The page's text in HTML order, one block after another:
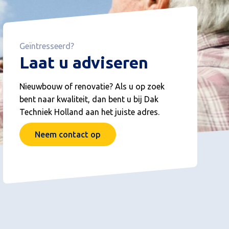
Geïntresseerd?
Laat u adviseren
Nieuwbouw of renovatie? Als u op zoek
bent naar kwaliteit, dan bent u bij Dak
Techniek Holland aan het juiste adres.
Neem contact op